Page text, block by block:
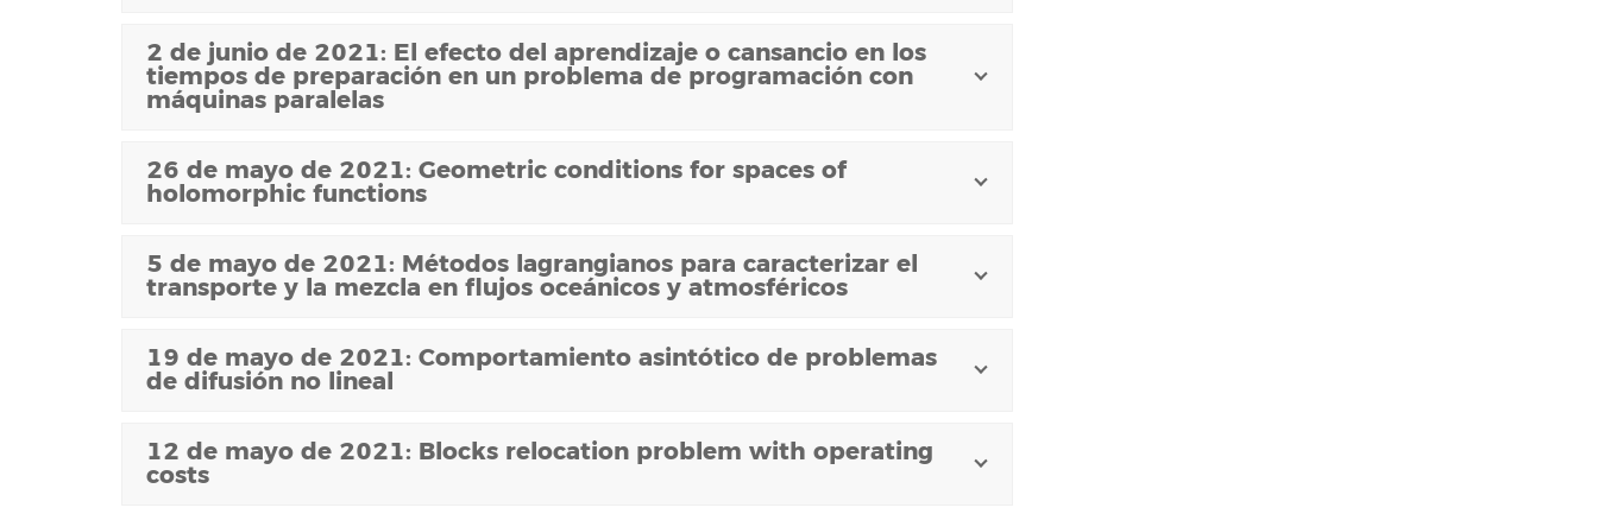
2 de junio de 2021: El efecto del aprendizaje o cansancio en los
tiempos de preparación en un problema de programación con
máquinas paralelas
26 de mayo de 2021: Geometric conditions for spaces of
holomorphic functions
5 de mayo de 2021: Métodos lagrangianos para caracterizar el
transporte y la mezcla en flujos oceánicos y atmosféricos
19 de mayo de 2021: Comportamiento asintótico de problemas
de difusión no lineal
12 de mayo de 2021: Blocks relocation problem with operating
costs